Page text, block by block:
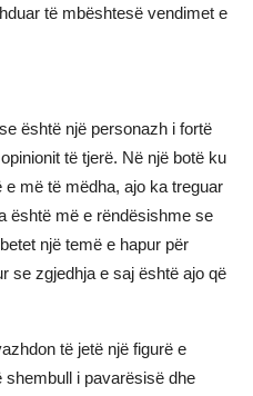
të mbështesë vendimet e
është një personazh i fortë
të tjerë. Në një botë ku
e më të mëdha, ajo ka treguar
është më e rëndësishme se
një temë e hapur për
se zgjedhja e saj është ajo që
të jetë një figurë e
i pavarësisë dhe